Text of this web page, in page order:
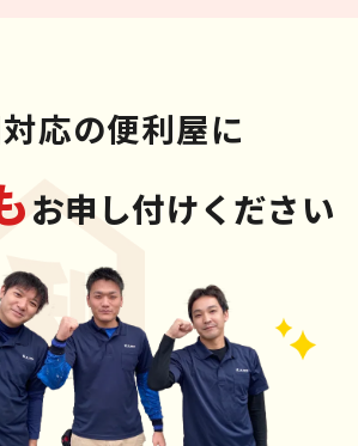
応の便利屋に
お申し付けください